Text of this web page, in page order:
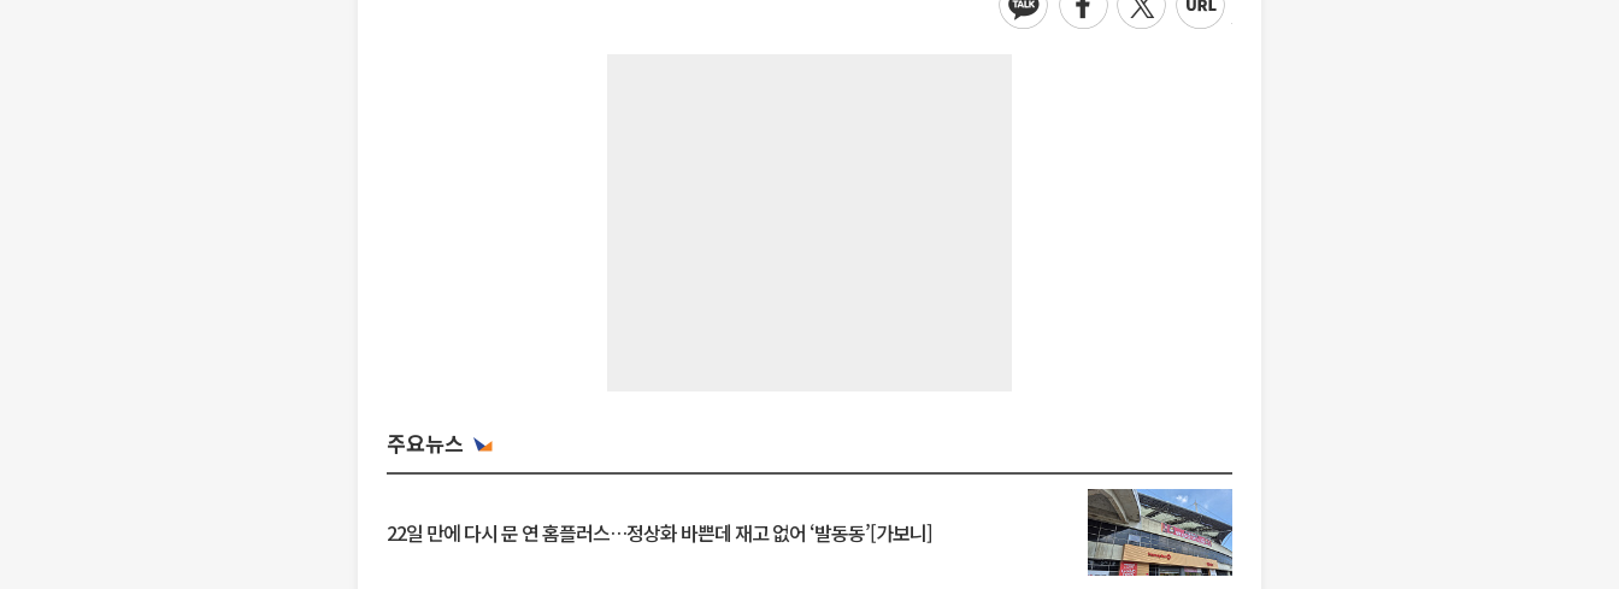
주요뉴스
22일 만에 다시 문 연 홈플러스…정상화 바쁜데 재고 없어 ‘발동동’[가보니]